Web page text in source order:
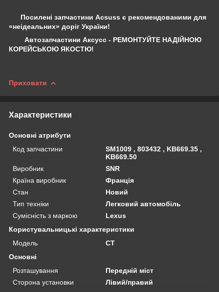
Посилені запчастини Acsuss є рекомендованими для
«неідеальних» доріг України!
Автозапчастини Аксусс - РЕМОНТУЙТЕ НАДІЙНОЮ
КОРЕЙСЬКОЮ ЯКОСТЮ!
Приховати
Характеристики
Основні атрибути
Код запчастини
SM1009 , 803432 , KB669.35 ,
KB669.50
Виробник
SNR
Країна виробник
Франція
Стан
Новий
Тип техніки
Легковий автомобіль
Сумісність з маркою
Lexus
Користувальницькі характеристики
Мoдель
CT
Основні
Розташування
Передній міст
Сторона установки
Лівий/правий